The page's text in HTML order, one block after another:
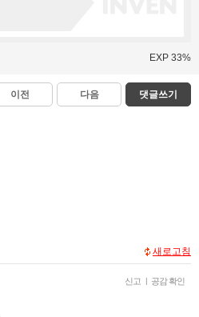
EXP 33%
이전 다음 댓글쓰기
새로고침
신고 | 공감 확인